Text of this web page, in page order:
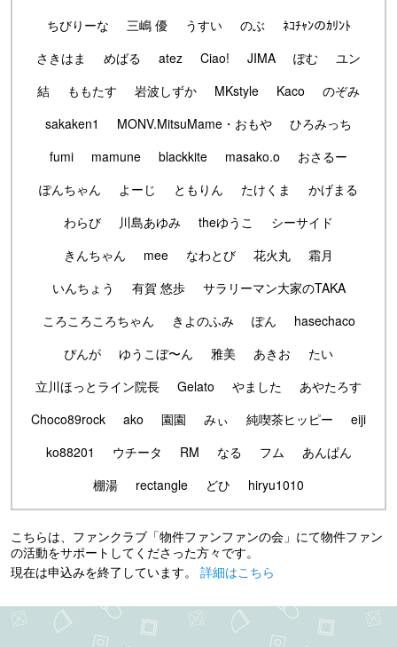
ちびりーな
三嶋 優 うすい のぶ
ﾈｺﾁｬﾝのｶﾘﾝﾄ
さきはま
めばる atez Ciao! JIMA ぽむ
ユン
結
ももたす 岩波しずか MKstyle Kaco
のぞみ
sakaken1
MONV.MitsuMame・おもや
ひろみっち
fumi
mamune blackkite masako.o
おさるー
ぽんちゃん
よーじ ともりん たけくま
かげまる
わらび
川島あゆみ theゆうこ
シーサイド
きんちゃん
mee なわとび 花火丸
霜月
いんちょう
有賀 悠歩
サラリーマン大家のTAKA
ころころころちゃん
きよのふみ ぽん
hasechaco
ぴんが
ゆうこぼ〜ん 雅美 あきお
たい
立川ほっとライン院長
Gelato やました
あやたろす
Choco89rock
ako 園園 みぃ 純喫茶ヒッピー
eiji
ko88201
ウチータ RM なる フム
あんぱん
棚湯
rectangle どひ hiryu1010
こちらは、ファンクラブ「物件ファンファンの会」にて物件ファン
の活動をサポートしてくださった方々です。
現在は申込みを終了しています。 詳細はこちら